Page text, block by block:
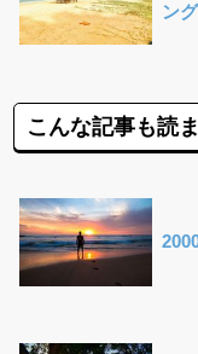
ン
こんな記事も読